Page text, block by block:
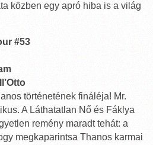
közben egy apró hiba is a világ
#53
történetének fináléja! Mr.
A Láthatatlan Nő és Fáklya
remény maradt tehát: a
megkaparintsa Thanos karmai